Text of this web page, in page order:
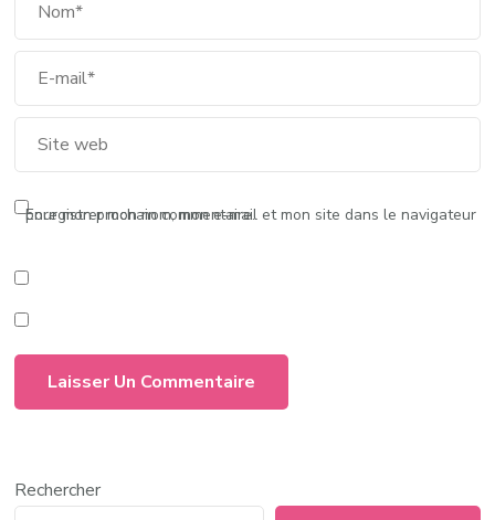
Enregistrer mon nom, mon e-mail et mon site dans le navigateur pour mon prochain commentaire.
Rechercher